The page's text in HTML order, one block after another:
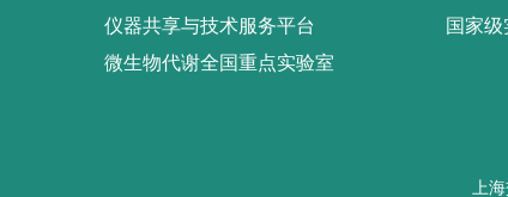
仪器共享与技术服务平台
国家
微生物代谢全国重点实验室
上